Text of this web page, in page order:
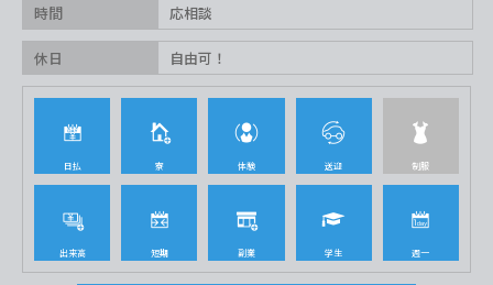
時間 応相談
休日 自由可！
日払 寮 体験 送迎 制服
出来高 短期 副業 学生 週一